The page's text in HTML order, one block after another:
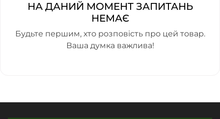
НА ДАНИЙ МОМЕНТ ЗАПИТАНЬ
НЕМАЄ
Будьте першим, хто розповість про цей товар.
Ваша думка важлива!